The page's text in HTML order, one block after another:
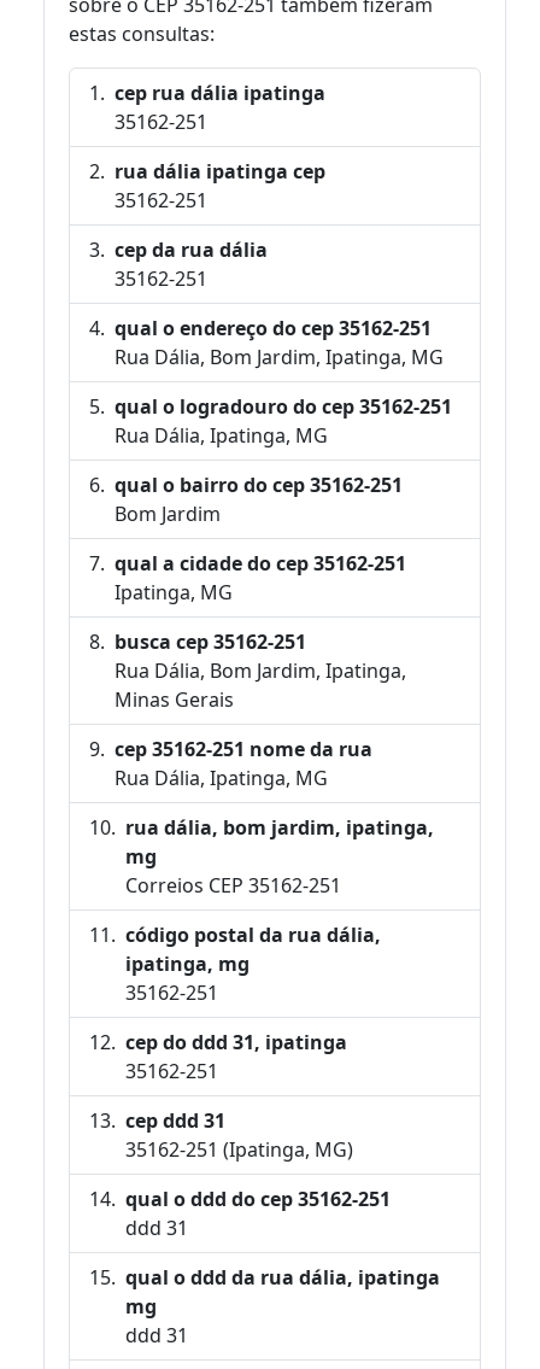
estas consultas:
cep rua dália ipatinga
35162-251
rua dália ipatinga cep
35162-251
cep da rua dália
35162-251
qual o endereço do cep 35162-251
Rua Dália, Bom Jardim, Ipatinga, MG
qual o logradouro do cep 35162-251
Rua Dália, Ipatinga, MG
qual o bairro do cep 35162-251
Bom Jardim
qual a cidade do cep 35162-251
Ipatinga, MG
busca cep 35162-251
Rua Dália, Bom Jardim, Ipatinga,
Minas Gerais
cep 35162-251 nome da rua
Rua Dália, Ipatinga, MG
rua dália, bom jardim, ipatinga,
mg
Correios CEP 35162-251
código postal da rua dália,
ipatinga, mg
35162-251
cep do ddd 31, ipatinga
35162-251
cep ddd 31
35162-251 (Ipatinga, MG)
qual o ddd do cep 35162-251
ddd 31
qual o ddd da rua dália, ipatinga
mg
ddd 31